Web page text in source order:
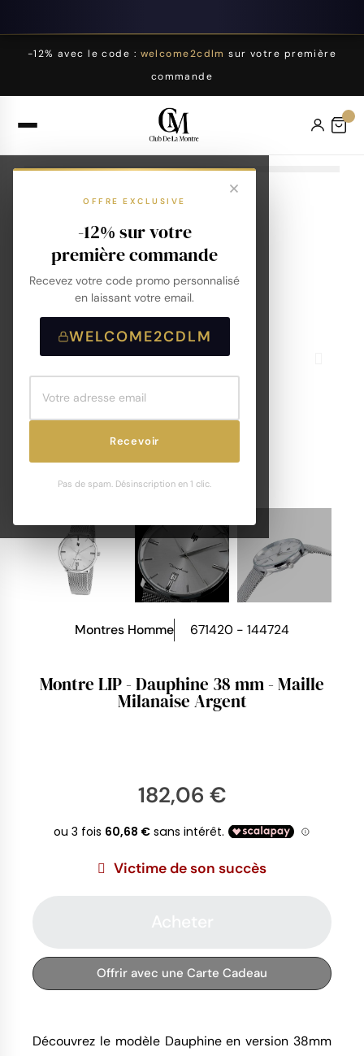
-12% avec le code : welcome2cdlm sur votre première
commande
OFFRE EXCLUSIVE
-12% sur votre
première commande
Recevez votre code promo personnalisé
en laissant votre email.
WELCOME2CDLM
Recevoir
Pas de spam. Désinscription en 1 clic.
Montres Homme 671420 - 144724
Montre LIP - Dauphine 38 mm - Maille
Milanaise Argent
182,06 €
Victime de son succès
Offrir avec une Carte Cadeau
Découvrez le modèle Dauphine en version 38mm